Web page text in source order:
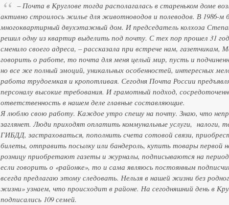
– Почта в Круглове тогда располагалась в стареньком доме
активно строилось жилье для животноводов и полеводов. В 1986-м
многоквартирный двухэтажный дом. И председатель колхоза
решил одну из квартир выделить под почту. С тех пор прошел 31
сменило своего адреса, – рассказала при встрече нам, газетчикам,
говорить о работе, то почта для меня целый мир, пусть и
но все же полный эмоций, уникальных особенностей, интересных
работа трудоемкая и кропотливая. Сегодня Почта России
персоналу высокие требования. И грамотный подход,
ответственность в нашем деле главные составляющие.
Я люблю свою работу. Каждое утро спешу на почту. Знаю, что
заглянет. Люди приходят оплатить коммунальные услуги, налоги,
ГИБДД, застраховаться, пополнить счета сотовой связи,
билеты, отправить посылку или бандероль, купить товары первой
розницу приобретают газеты и журналы, подписываются на
если говорить о «районке», то и сама являюсь постоянным
всегда предлагаю этому следовать. Нельзя в нашей жизни без
жизни» узнаем, что происходит в районе. На сегодняшний день в
подписались 109 семей.